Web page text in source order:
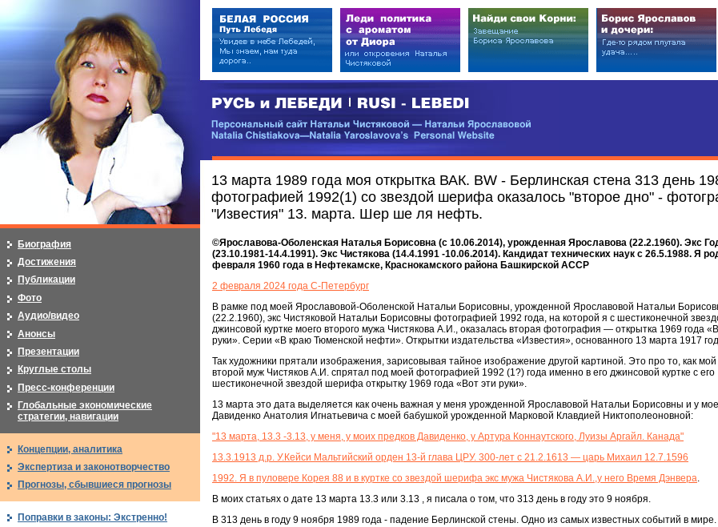
РУСЬ и ЛЕБЕДИ | RUSI — LEBEDI
Персональный сайт Натальи Чистяковой — Натальи Ярославовой
13 марта 1989 года моя открытка ВАК. BW - Берлинская стена 313 день
фотографией 1992(1) со звездой шерифа оказалось "второе дно" -
"Известия" 13. марта. Шер ше ля нефть.
©Ярославова-Оболенская Наталья Борисовна (с 10.06.2014), урожденная Ярославова (22.2.1960). Экс
(23.10.1981-14.4.1991). Экс Чистякова (14.4.1991 -10.06.2014). Кандидат технических наук c 26.5.1988. Я
февраля 1960 года в Нефтекамске, Краснокамского района Башкирской АССР
2 февраля 2024 года С-Петербург
В рамке под моей Ярославовой-Оболенской Натальи Борисовны, урожденной Ярославовой Натальи
(22.2.1960), экс Чистяковой Натальи Борисовны фотографией 1992 года, на которой я с шестиконечной
джинсовой куртке моего второго мужа Чистякова А.И., оказалась вторая фотография — открытка 1969 года
руки». Серии «В краю Тюменской нефти». Открытки издательства «Известия», основанного 13 марта 1917
Так художники прятали изображения, зарисовывая тайное изображение другой картиной. Это про то, как
второй муж Чистяков А.И. спрятал под моей фотографией 1992 (1?) года именно в его джинсовой куртке с его
шестиконечной звездой шерифа открытку 1969 года «Вот эти руки».
13 марта это дата выделяется как очень важная у меня урожденной Ярославовой Натальи Борисовны и у
Давиденко Анатолия Игнатьевича с моей бабушкой урожденной Марковой Клавдией Никтополеоновной:
"13 марта, 13.3 -3.13, у меня, у моих предков Давиденко, у Артура Коннаутского, Луизы Аргайл. Канада"
13.3.1913 д.р. У.Кейси Мальтийский орден 13-й глава ЦРУ. 300-лет с 21.2.1613 — царь Михаил 12.7.1596
1992. Я в пуловере Корея 88 и в куртке со звездой шерифа экс мужа Чистякова А.И.,у него Время Дэнвера.
В моих статьях о дате 13 марта 13.3 или 3.13 , я писала о том, что 313 день в году это 9 ноября.
В 313 день в году 9 ноября 1989 года - падение Берлинской стены. Одно из самых известных событий в мире.
Биография
Достижения
Публикации
Фото
Аудио/видео
Анонсы
Презентации
Круглые столы
Пресс-конференции
Глобальные экономические
стратегии, навигации
Концепции, аналитика
Экспертиза и законотворчество
Прогнозы, сбывшиеся прогнозы
Поправки в законы: Экстренно!